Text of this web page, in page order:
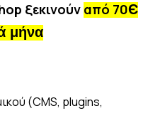
ξεκινούν από 70Є
μήνα
(CMS, plugins,